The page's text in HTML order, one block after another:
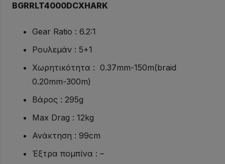
BGRRLT4000DCXHARK
Gear Ratio : 6.2:1
Ρουλεμάν : 5+1
Χωρητικότητα : 0.37mm-150m(braid
0.20mm-300m)
Βάρος : 295g
Max Drag : 12kg
Ανάκτηση : 99cm
Έξτρα πομπίνα : –